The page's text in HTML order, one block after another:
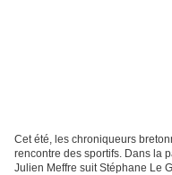
Cet été, les chroniqueurs
rencontre des sportifs. Dans la
Julien Meffre suit Stéphane Le